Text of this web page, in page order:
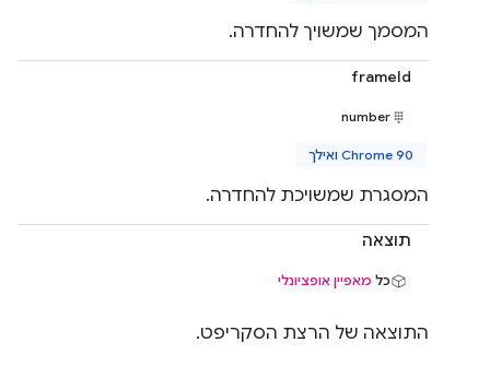
המסמך שמשויך להחדרה.
frameId
number
Chrome 90 ואילך
המסגרת שמשויכת להחדרה.
תוצאה
כל מאפיין אופציונלי
התוצאה של הרצת הסקריפט.